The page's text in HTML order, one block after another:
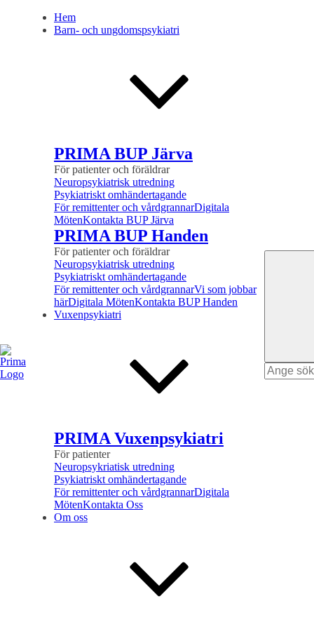
Hem
Barn- och ungdomspsykiatri
PRIMA BUP Järva
För patienter och föräldrar
Neuropsykiatrisk utredning
Psykiatriskt omhändertagande
För remittenter och vårdgrannarDigitala
MötenKontakta BUP Järva
PRIMA BUP Handen
För patienter och föräldrar
Neuropsykiatrisk utredning
Psykiatriskt omhändertagande
För remittenter och vårdgrannarVi som jobbar
härDigitala MötenKontakta BUP Handen
Vuxenpsykiatri
PRIMA Vuxenpsykiatri
För patienter
Neuropsykriatisk utredning
Psykiatriskt omhändertagande
För remittenter och vårdgrannarDigitala
MötenKontakta Oss
Om oss
Search
for